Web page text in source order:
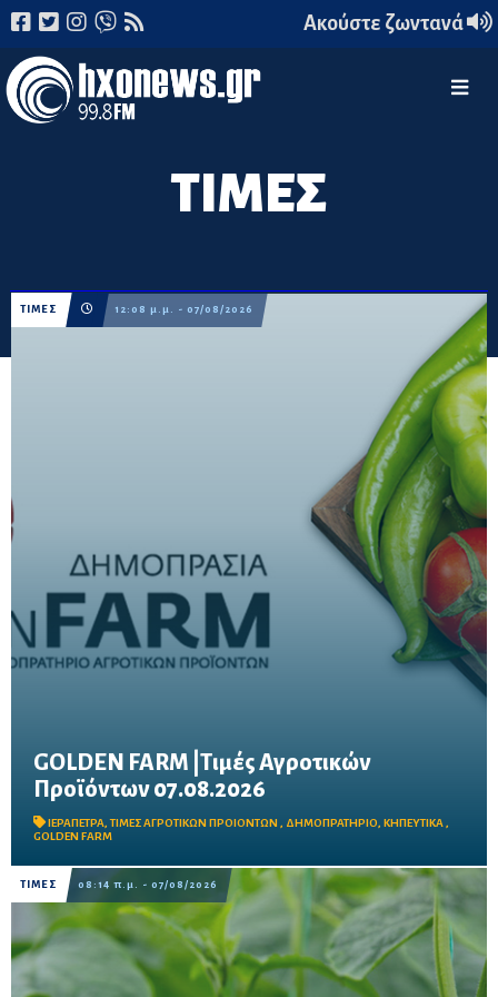
Ακούστε ζωντανά
ΤΙΜΕΣ
ΤΙΜΕΣ 12:08 μ.μ. - 07/08/2026
GOLDEN FARM |Τιμές Αγροτικών
Προϊόντων 07.08.2026
ΙΕΡΑΠΕΤΡΑ,ΤΙΜΕΣ ΑΓΡΟΤΙΚΩΝ ΠΡΟΙΟΝΤΩΝ , ΔΗΜΟΠΡΑΤΗΡΙΟ, ΚΗΠΕΥΤΙΚΑ ,
GOLDEN FARM
ΤΙΜΕΣ 08:14 π.μ. - 07/08/2026